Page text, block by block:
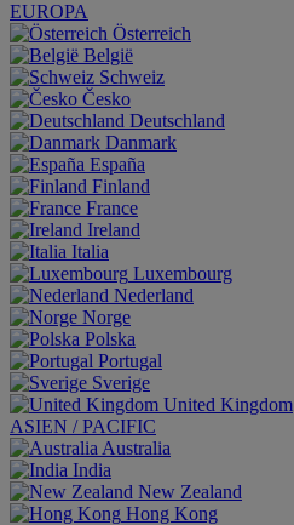
EUROPA
Österreich
België
Schweiz
Česko
Deutschland
Danmark
España
Finland
France
Ireland
Italia
Luxembourg
Nederland
Norge
Polska
Portugal
Sverige
United Kingdom
ASIEN / PACIFIC
Australia
India
New Zealand
Hong Kong